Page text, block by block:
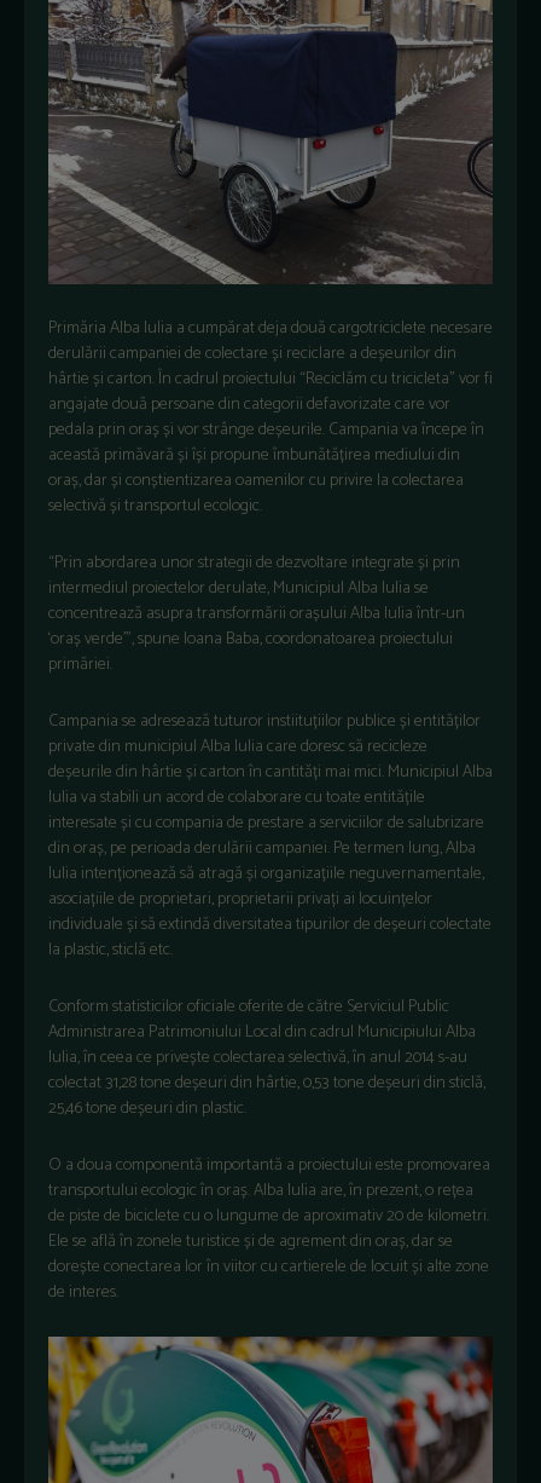
Primăria Alba Iulia a cumpărat deja două cargotriciclete necesare
derulării campaniei de colectare și reciclare a deșeurilor din
hârtie și carton. În cadrul proiectului “Reciclăm cu tricicleta” vor fi
angajate două persoane din categorii defavorizate care vor
pedala prin oraș și vor strânge deșeurile. Campania va începe în
această primăvară și își propune îmbunătățirea mediului din
oraș, dar și conștientizarea oamenilor cu privire la colectarea
selectivă și transportul ecologic.
“Prin abordarea unor strategii de dezvoltare integrate și prin
intermediul proiectelor derulate, Municipiul Alba Iulia se
concentrează asupra transformării orașului Alba Iulia într-un
‘oraș verde’”, spune Ioana Baba, coordonatoarea proiectului
primăriei.
Campania se adresează tuturor instiituțiilor publice și entităților
private din municipiul Alba Iulia care doresc să recicleze
deșeurile din hârtie și carton în cantități mai mici. Municipiul Alba
Iulia va stabili un acord de colaborare cu toate entitățile
interesate și cu compania de prestare a serviciilor de salubrizare
din oraș, pe perioada derulării campaniei. Pe termen lung, Alba
Iulia intenționează să atragă și organizațiile neguvernamentale,
asociațiile de proprietari, proprietarii privați ai locuințelor
individuale și să extindă diversitatea tipurilor de deșeuri colectate
la plastic, sticlă etc.
Conform statisticilor oficiale oferite de către Serviciul Public
Administrarea Patrimoniului Local din cadrul Municipiului Alba
Iulia, în ceea ce privește colectarea selectivă, în anul 2014 s-au
colectat 31,28 tone deșeuri din hârtie, 0,53 tone deșeuri din sticlă,
25,46 tone deșeuri din plastic.
O a doua componentă importantă a proiectului este promovarea
transportului ecologic în oraș. Alba Iulia are, în prezent, o rețea
de piste de biciclete cu o lungume de aproximativ 20 de kilometri.
Ele se află în zonele turistice și de agrement din oraș, dar se
dorește conectarea lor în viitor cu cartierele de locuit și alte zone
de interes.